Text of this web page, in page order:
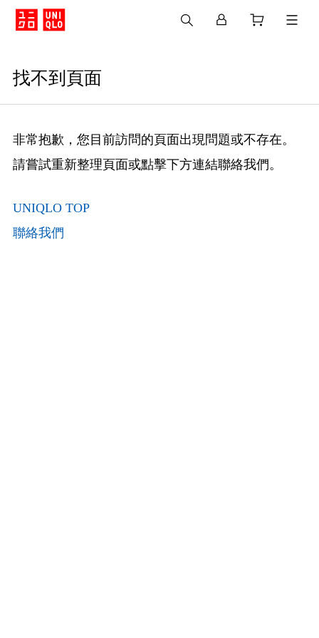
找不到頁面
非常抱歉，您目前訪問的頁面出現問題或不存在。
請嘗試重新整理頁面或點擊下方連結聯絡我們。
UNIQLO TOP
聯絡我們